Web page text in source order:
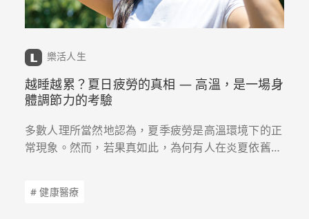
樂活人生
越睡越累？夏日疲勞的真相 — 高溫，是一場身
體調節力的考驗
多數人理所當然地認為，夏季疲勞是高溫環境下的正
常現象。然而，若果真如此，為何有人在炎夏依舊能
關鍵，往往不在於外在的氣溫，而在於身體內在的
# 健康醫療